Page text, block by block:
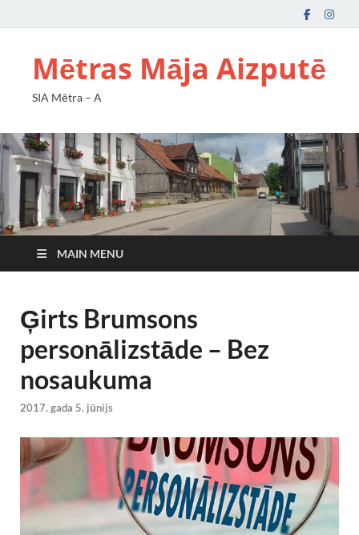
Mētras Māja Aizputē
SIA Mētra – A
MAIN MENU
Ģirts Brumsons
personālizstāde – Bez
nosaukuma
2017. gada 5. jūnijs